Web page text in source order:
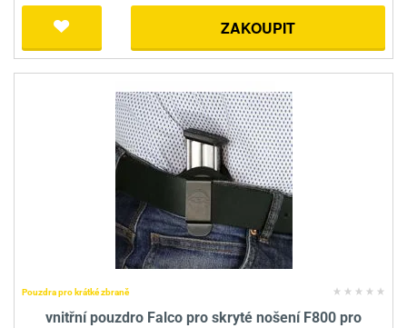
ZAKOUPIT
Pouzdra pro krátké zbraně
vnitřní pouzdro Falco pro skryté nošení F800 pro